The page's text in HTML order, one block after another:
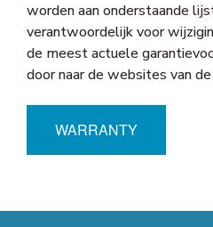
worden aan onderstaande
verantwoordelijk voor
de meest actuele
door naar de websites van
WARRANTY